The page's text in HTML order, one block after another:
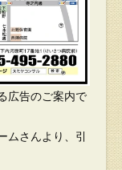
広告のご案内で
ムさんより、引